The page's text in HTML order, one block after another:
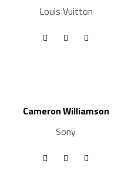
Louis Vuitton
Cameron Williamson
Sony